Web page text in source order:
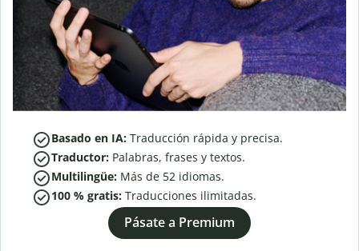
Basado en IA: Traducción rápida y precisa.
Traductor: Palabras, frases y textos.
Multilingüe: Más de 52 idiomas.
100 % gratis: Traducciones ilimitadas.
Pásate a Premium